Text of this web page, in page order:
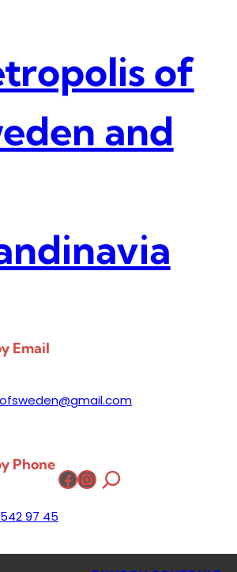
of
and
Email
Phone
97 45
Facebook
Instagram